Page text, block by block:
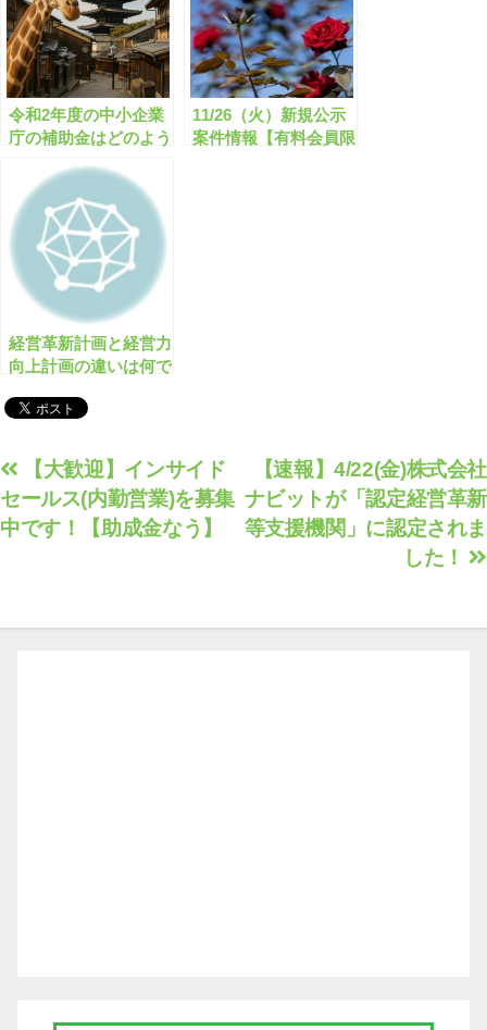
令和2年度の中小企業
庁の補助金はどのよう
11/26（火）新規公示
案件情報【有料会員限
経営革新計画と経営力
向上計画の違いは何で
投
稿
ナ
【速報】4/22(金)株式会社
ナビットが「認定経営革新
等支援機関」に認定されま
した！
【大歓迎】インサイド
セールス(内勤営業)を募集
中です！【助成金なう】